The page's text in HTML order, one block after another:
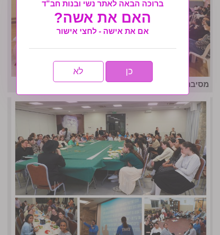
מסיבת סידור מרגשת בבית חינוך חב"ד נוף הגליל
ברוכה הבאה לאתר נשי ובנות חב"ד
האם את אשה?
אם את אישה - לחצי אישור
כן לא